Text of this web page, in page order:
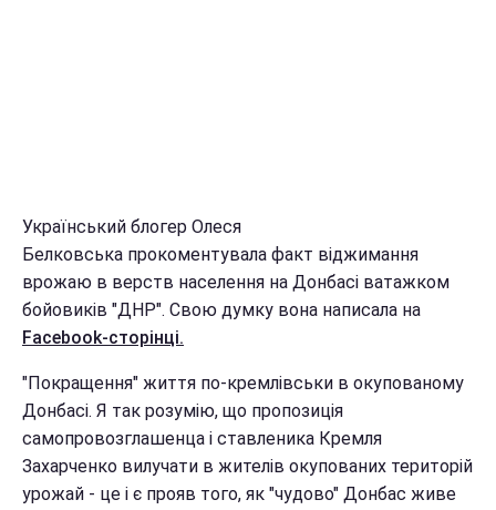
Український блогер Олеся
Белковська прокоментувала факт віджимання
врожаю в верств населення на Донбасі ватажком
бойовиків "ДНР". Свою думку вона написала на
Facebook-сторінці.
"Покращення" життя по-кремлівськи в окупованому
Донбасі. Я так розумію, що пропозиція
самопровозглашенца і ставленика Кремля
Захарченко вилучати в жителів окупованих територій
урожай - це і є прояв того, як "чудово" Донбас живе